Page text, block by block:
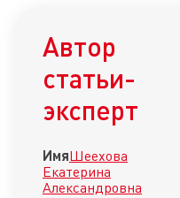
Автор
статьи-
эксперт
ИмяШеехова
Екатерина
Александровна